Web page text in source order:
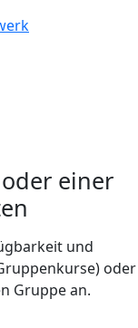
einer
und
oder
Gruppe an.